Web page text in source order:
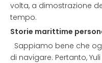
volta, a dimostrazione
tempo.
Storie marittime
Sappiamo bene che
di navigare. Pertanto,